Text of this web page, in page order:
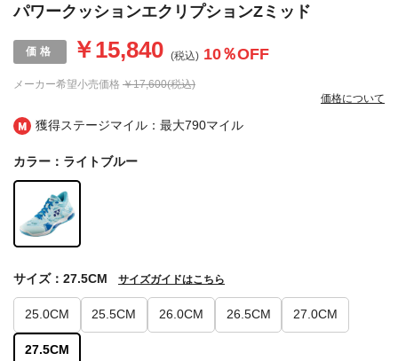
獲得ステージマイル：最大790マイル
パワークッションエクリプションZミッド
メーカー希望小売価格 ￥17,600(税込)
￥15,840 (税込) 10％OFF
価格について
カラー：ライトブルー
25.0CM 25.5CM 26.0CM 26.5CM 27.0CM
27.5CM
サイズ：27.5CM サイズガイドはこちら